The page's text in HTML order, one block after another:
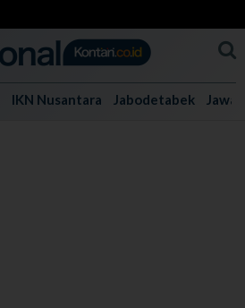
IKN Nusantara Jabodetabek Jawa